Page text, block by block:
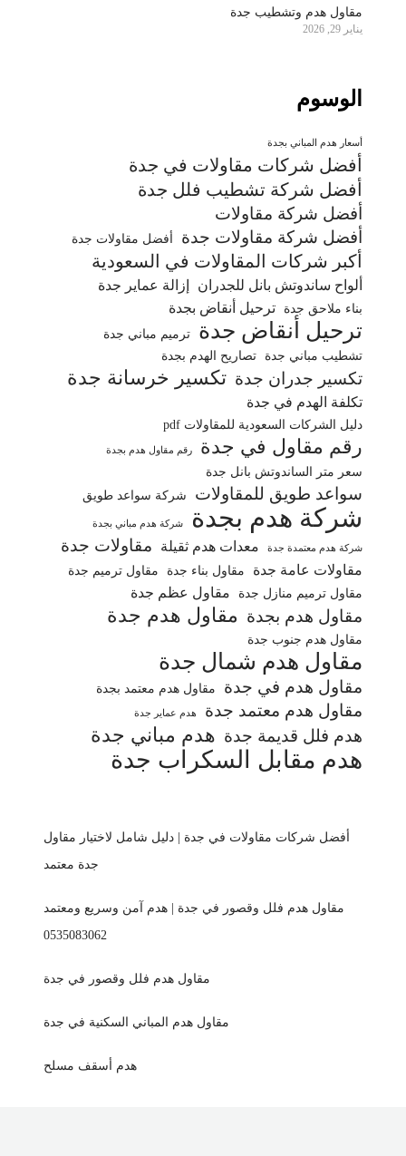
مقاول هدم وتشطيب جدة
يناير 29, 2026
الوسوم
أسعار هدم المباني بجدة
أفضل شركات مقاولات في جدة
أفضل شركة تشطيب فلل جدة
أفضل شركة مقاولات
أفضل شركة مقاولات جدة
أفضل مقاولات جدة
أكبر شركات المقاولات في السعودية
ألواح ساندوتش بانل للجدران إزالة عماير جدة
بناء ملاحق جدة ترحيل أنقاض بجدة
ترحيل أنقاض جدة
ترميم مباني جدة
تشطيب مباني جدة
تصاريح الهدم بجدة
تكسير جدران جدة تكسير خرسانة جدة
تكلفة الهدم في جدة
دليل الشركات السعودية للمقاولات pdf
رقم مقاول في جدة رقم مقاول هدم بجدة
سعر متر الساندوتش بانل جدة
سواعد طويق للمقاولات شركة سواعد طويق
شركة هدم بجدة شركة هدم مباني بجدة
شركة هدم معتمدة جدة معدات هدم ثقيلة مقاولات جدة
مقاولات عامة جدة مقاول بناء جدة
مقاول ترميم جدة
مقاول ترميم منازل جدة
مقاول عظم جدة
مقاول هدم بجدة مقاول هدم جدة
مقاول هدم جنوب جدة
مقاول هدم شمال جدة
مقاول هدم في جدة مقاول هدم معتمد بجدة
مقاول هدم معتمد جدة هدم عماير جدة
هدم فلل قديمة جدة هدم مباني جدة
هدم مقابل السكراب جدة
أفضل شركات مقاولات في جدة | دليل شامل لاختيار مقاول
جدة معتمد
مقاول هدم فلل وقصور في جدة | هدم آمن وسريع ومعتمد
0535083062
مقاول هدم فلل وقصور في جدة
مقاول هدم المباني السكنية في جدة
هدم أسقف مسلح